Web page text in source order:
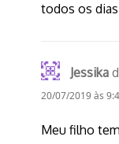
todos os
Jessika
20/07/2019 às
Meu filho